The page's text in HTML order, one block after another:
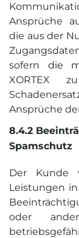
Ansprüche
die aus der
sofern die
XORTEX
Ansprüche
8.4.2
Spamschutz
Der Kunde
Leistungen
oder